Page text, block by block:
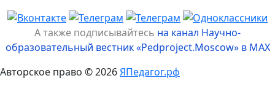
А также подписывайтесь на канал Научно-
образовательный вестник «Pedproject.Moscow» в MAX
Авторское право © 2026ЯПедагог.рф